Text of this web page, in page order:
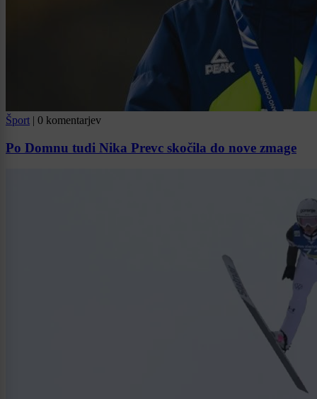
Šport | 0 komentarjev
Po Domnu tudi Nika Prevc skočila do nove zmage